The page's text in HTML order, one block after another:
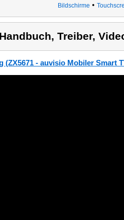
Bildschirme •
Treiber,
(ZX5671 - auvisio Mobiler Smart